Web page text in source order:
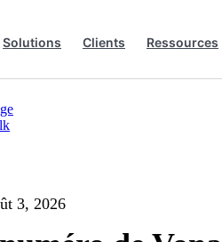
Solutions Clients Ressources
3, 2026